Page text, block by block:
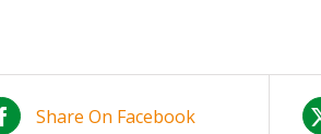
Share On Facebook